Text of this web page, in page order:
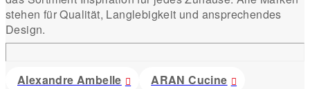
stehen für Qualität, Langlebigkeit und ansprechendes
Design.
Alexandre Ambelle
ARAN Cucine